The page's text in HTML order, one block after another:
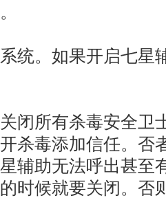
。如果开启七星
所有杀毒安全卫
杀毒添加信任。否
辅助无法呼出甚至
时候就要关闭。否